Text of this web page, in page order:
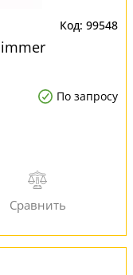
99548
По запросу